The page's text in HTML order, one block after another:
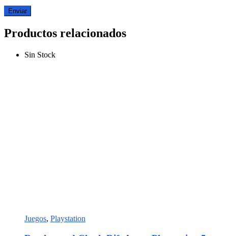
Productos relacionados
Sin Stock
Juegos, Playstation